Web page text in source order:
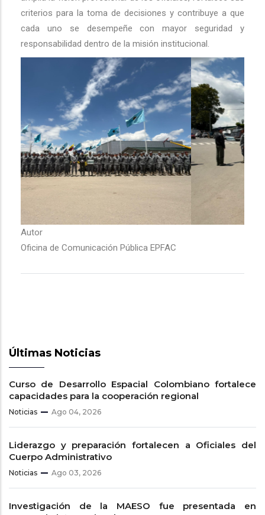
criterios para la toma de decisiones y contribuye a que
cada uno se desempeñe con mayor seguridad y
responsabilidad dentro de la misión institucional.
Autor
Oficina de Comunicación Pública EPFAC
Últimas Noticias
Curso de Desarrollo Espacial Colombiano fortalece
capacidades para la cooperación regional
Noticias Ago 04, 2026
Liderazgo y preparación fortalecen a Oficiales del
Cuerpo Administrativo
Noticias Ago 03, 2026
Investigación de la MAESO fue presentada en